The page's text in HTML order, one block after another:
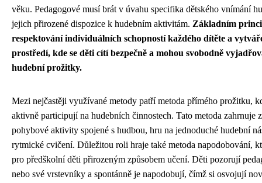
věku. Pedagogové musí brát v úvahu specifika dětského vnímání
jejich přirozené dispozice k hudebním aktivitám. Základním
respektování individuálních schopností každého dítěte a
prostředí, kde se děti cítí bezpečně a mohou svobodně
hudební prožitky.
Mezi nejčastěji využívané metody patří metoda přímého prožitku,
aktivně participují na hudebních činnostech. Tato metoda zahrnuje
pohybové aktivity spojené s hudbou, hru na jednoduché hudební
rytmické cvičení. Důležitou roli hraje také metoda napodobování,
pro předškolní děti přirozeným způsobem učení. Děti pozorují
nebo své vrstevníky a spontánně je napodobují, čímž si osvojují